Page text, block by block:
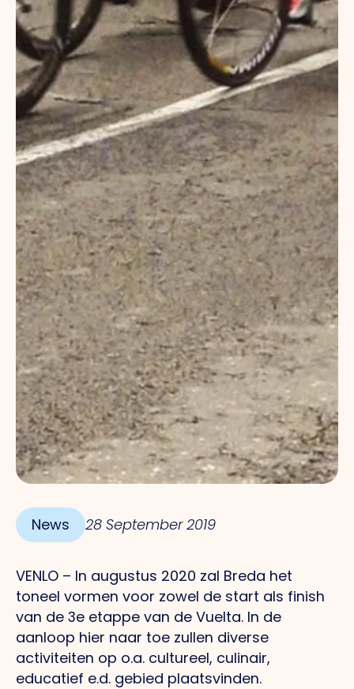
News 28 September 2019
VENLO – In augustus 2020 zal Breda het
toneel vormen voor zowel de start als finish
van de 3e etappe van de Vuelta. In de
aanloop hier naar toe zullen diverse
activiteiten op o.a. cultureel, culinair,
educatief e.d. gebied plaatsvinden.